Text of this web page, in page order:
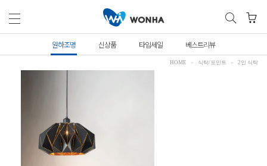
원하조명 신상품 타임세일 베스트리뷰
HOME 식탁/포인트 2인 식탁